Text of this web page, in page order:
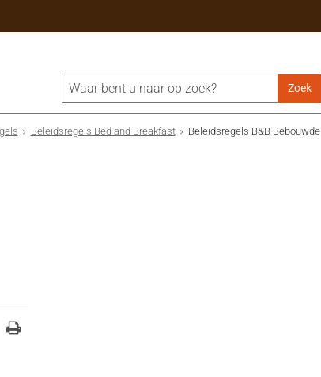
Beleidsregels Bed and Breakfast
Beleidsregels B&B Bebouwde